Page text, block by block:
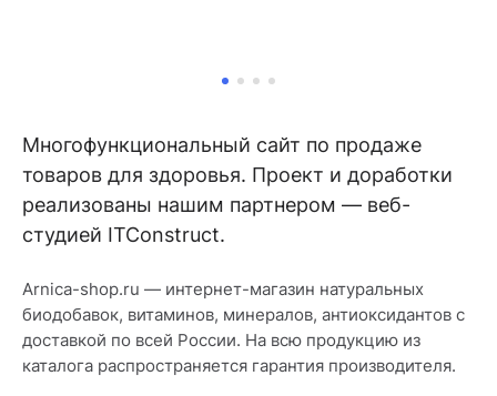
Многофункциональный сайт по продаже
товаров для здоровья. Проект и доработки
реализованы нашим партнером — веб-
студией ITConstruct.
Arnica-shop.ru — интернет-магазин натуральных
биодобавок, витаминов, минералов, антиоксидантов с
доставкой по всей России. На всю продукцию из
каталога распространяется гарантия производителя.